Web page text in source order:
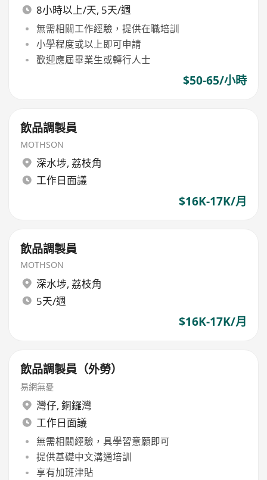
8小時以上/天, 5天/週
無需相關工作經驗，提供在職培訓
小學程度或以上即可申請
歡迎應屆畢業生或轉行人士
$50-65/小時
飲品調製員
MOTHSON
深水埗, 荔枝角
工作日面議
$16K-17K/月
飲品調製員
MOTHSON
深水埗, 荔枝角
5天/週
$16K-17K/月
飲品調製員（外勞）
易網無憂
灣仔, 銅鑼灣
工作日面議
無需相關經驗，具學習意願即可
提供基礎中文溝通培訓
享有加班津貼